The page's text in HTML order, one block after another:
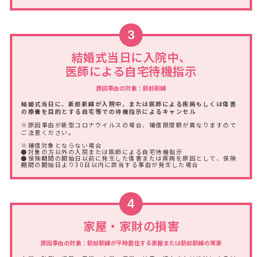
3
結婚式当日に入院中、
医師による自宅待機指示
原因事由の対象：新郎新婦
結婚式当日に、新郎新婦が入院中、または医師による疾病もしくは傷害
の療養を目的とする自宅等での待機指示によるキャンセル
※原因事由が新型コロナウイルスの場合、補償限度額が異なりますので
ご注意ください。
※補償対象とならない場合
●対象の方以外の入院または医師による自宅待機指示
●保険期間の開始日以前に発生した傷害または疾病を原因として、保険
期間の開始日より30日以内に該当する事由が発生した場合
4
家屋・家財の損害
原因事由の対象：新郎新婦が平時居住する家屋または新郎新婦の実家